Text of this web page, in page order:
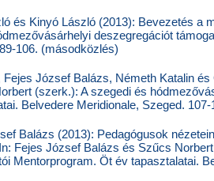
és Kinyó László (2013): Bevezetés a
deszegregációt
106. (másodközlés)
József Balázs, Németh Katalin
(szerk.): A szegedi és
Belvedere Meridionale, Szeged. 107-
Balázs (2013): Pedagógusok
Fejes József Balázs és Szűcs
Mentorprogram. Öt év tapasztalatai.